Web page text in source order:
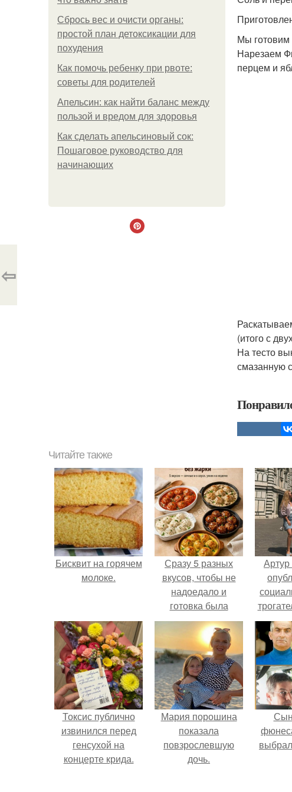
Сбрось вес и очисти органы:
простой план детоксикации для
похудения
Как помочь ребенку при рвоте:
советы для родителей
Апельсин: как найти баланс между
пользой и вредом для здоровья
Как сделать апельсиновый сок:
Пошаговое руководство для
начинающих
Мы готовим
Нарезаем
перцем и
(итого с
На тесто
смазанную
⇦
Читайте также
Бисквит на горячем
молоке.
Сразу 5 разных
вкусов, чтобы не
надоедало и
готовка была
проще.
с
время
Токсис публично
извинился перед
генсухой на
концерте крида.
Мария порошина
показала
повзрослевшую
дочь.